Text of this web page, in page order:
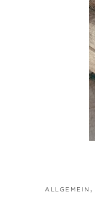
ALLGEMEIN ,